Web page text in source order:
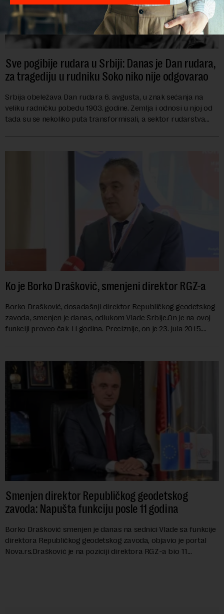
Sve pogibije rudara u Srbiji: Danas je Dan rudara,
za tragediju u rudniku Soko niko nije odgovarao
Srbija obeležava Dan rudara 6. avgusta, u znak sećanja na
veliku radničku pobedu 1903. godine. Zemlja i odnosi u njoj od
tada su se nekoliko puta transformisali, a sektor rudarstva
Ko je Borko Drašković, smenjeni direktor RGZ-a
Borko Drašković, dosadašnji direktor Republičkog geodetskog
zavoda, smenjen je danas, odlukom Vlade Srbije.On je na ovoj
funkciji proveo čak 11 godina. Preciznije, on je 23. jula 2015.
Smenjen direktor Republičkog geodetskog
zavoda: Napušta funkciju posle 11 godina
Borko Drašković smenjen je danas na sednici Vlade sa funkcije
direktora Republičkog geodetskog zavoda, objavio je portal
Nova.rs.Drašković je na poziciji direktora RGZ-a bio 11